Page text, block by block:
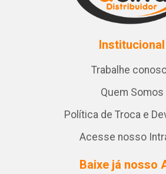
Institucional
Trabalhe
Quem Somos
Política de Troca e
Acesse nosso
Baixe já nosso